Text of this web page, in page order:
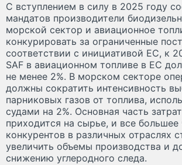
С вступлением в силу в 2025 году
мандатов производители
морской сектор и авиационное
конкурировать за ограниченные
соответствии с инициативой ЕС, к
SAF в авиационном топливе в ЕС
не менее 2%. В морском секторе
должны сократить интенсивность
парниковых газов от топлива,
судами на 2%. Основная часть
приходится на сырье, и все большее
конкурентов в различных отраслях
увеличить объемы производства и
снижению углеродного следа.